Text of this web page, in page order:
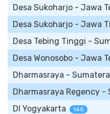
Desa Sukoharjo - Jawa
Desa Sukoharjo - Jawa
Desa Tebing Tinggi -
Desa Wonosobo - Jawa
Dharmasraya -
Dharmasraya Regency -
DI Yogyakarta 145